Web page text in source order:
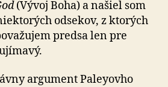
(Vývoj Boha) a našiel som
odsekov, z ktorých
predsa len pre
argument Paleyovho